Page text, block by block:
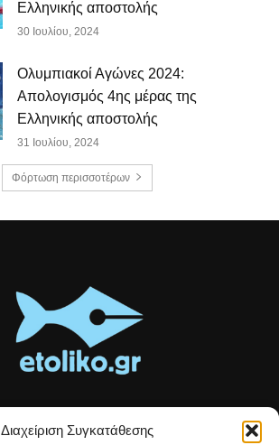
Διαχείριση Συγκατάθεσης
Ελληνικής αποστολής
30 Ιουλίου, 2024
Ολυμπιακοί Αγώνες 2024:
Απολογισμός 4ης μέρας της
Ελληνικής αποστολής
31 Ιουλίου, 2024
Φόρτωση περισσοτέρων